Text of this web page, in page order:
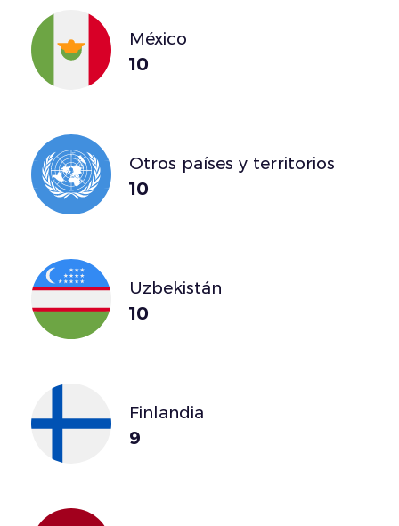
México
10
Otros países y territorios
10
Uzbekistán
10
Finlandia
9